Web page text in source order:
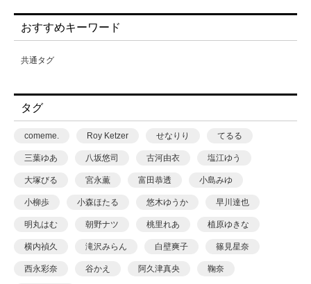
黒島綾乃
おすすめキーワード
共通タグ
タグ
comeme. Roy Ketzer せなりり てるる
三葉ゆあ 八坂悠司 古河由衣 塩江ゆう
大塚びる 宮永薫 富田恭透 小島みゆ
小柳歩 小森ほたる 悠木ゆうか 早川達也
明丸はむ 朝野ナツ 桃里れあ 植原ゆきな
横内禎久 滝沢みらん 白壁爽子 篠見星奈
西永彩奈 谷かえ 阿久津真央 鞠奈